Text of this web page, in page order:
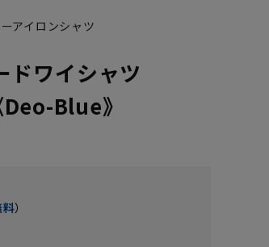
アイロンシャツ
ドワイシャツ
Blue》
料）